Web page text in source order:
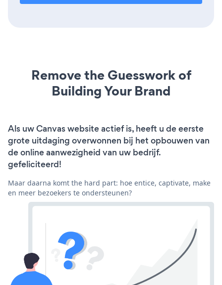
Remove the Guesswork of
Building Your Brand
Als uw Canvas website actief is, heeft u de eerste
grote uitdaging overwonnen bij het opbouwen van
de online aanwezigheid van uw bedrijf.
gefeliciteerd!
Maar daarna komt the hard part: hoe entice, captivate, make
en meer bezoekers te ondersteunen?